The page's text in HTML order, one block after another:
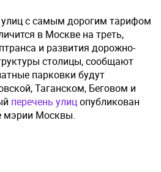
с самым дорогим тарифом
в Москве на треть,
и развития дорожно-
столицы, сообщают
парковки будут
Таганском, Беговом и
перечень улицопубликован
мэрии Москвы.